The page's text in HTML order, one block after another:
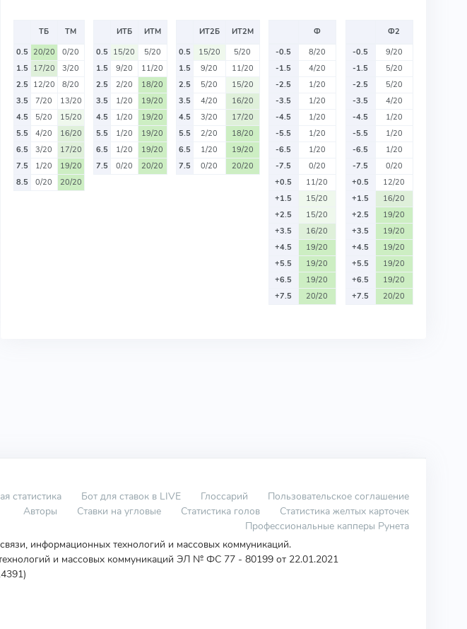
ТБ
ТМ
0.5 20/20
0/20
1.5 17/20
3/20
2.5 12/20
8/20
3.5
7/20
13/20
4.5
5/20
15/20
5.5
4/20
16/20
6.5
3/20
17/20
7.5
1/20
19/20
8.5
0/20 20/20
ИТБ
ИТМ
0.5 15/20
5/20
1.5
9/20
11/20
2.5
2/20
18/20
3.5
1/20
19/20
4.5
1/20
19/20
5.5
1/20
19/20
6.5
1/20
19/20
7.5
0/20 20/20
ИТ2Б
ИТ2М
0.5
15/20
5/20
1.5
9/20
11/20
2.5
5/20
15/20
3.5
4/20
16/20
4.5
3/20
17/20
5.5
2/20
18/20
6.5
1/20
19/20
7.5
0/20 20/20
Ф
-0.5
8/20
-1.5
4/20
-2.5
1/20
-3.5
1/20
-4.5
1/20
-5.5
1/20
-6.5
1/20
-7.5
0/20
+0.5
11/20
+1.5
15/20
+2.5
15/20
+3.5
16/20
+4.5
19/20
+5.5
19/20
+6.5
19/20
+7.5
20/20
Ф2
-0.5
9/20
-1.5
5/20
-2.5
5/20
-3.5
4/20
-4.5
1/20
-5.5
1/20
-6.5
1/20
-7.5
0/20
+0.5
12/20
+1.5
16/20
+2.5
19/20
+3.5
19/20
+4.5
19/20
+5.5
19/20
+6.5
19/20
+7.5
20/20
статистика Бот для ставок в LIVE Глоссарий
Пользовательское соглашение
Авторы
Ставки на угловые Статистика голов
Статистика желтых карточек
Профессиональные капперы Рунета
информационных технологий и массовых коммуникаций.
и массовых коммуникаций ЭЛ № ФС 77 - 80199 от 22.01.2021